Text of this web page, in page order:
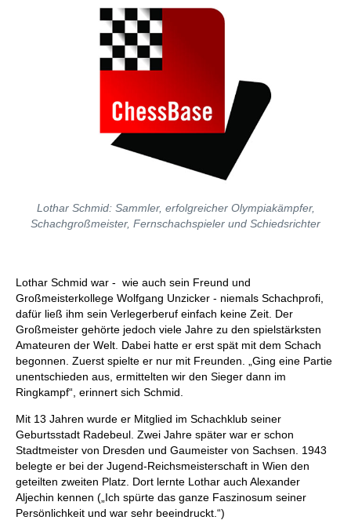
Lothar Schmid: Sammler, erfolgreicher Olympiakämpfer,
Schachgroßmeister, Fernschachspieler und Schiedsrichter
Lothar Schmid war - wie auch sein Freund und
Großmeisterkollege Wolfgang Unzicker - niemals Schachprofi,
dafür ließ ihm sein Verlegerberuf einfach keine Zeit. Der
Großmeister gehörte jedoch viele Jahre zu den spielstärksten
Amateuren der Welt. Dabei hatte er erst spät mit dem Schach
begonnen. Zuerst spielte er nur mit Freunden. „Ging eine Partie
unentschieden aus, ermittelten wir den Sieger dann im
Ringkampf“, erinnert sich Schmid.
Mit 13 Jahren wurde er Mitglied im Schachklub seiner
Geburtsstadt Radebeul. Zwei Jahre später war er schon
Stadtmeister von Dresden und Gaumeister von Sachsen. 1943
belegte er bei der Jugend-Reichsmeisterschaft in Wien den
geteilten zweiten Platz. Dort lernte Lothar auch Alexander
Aljechin kennen („Ich spürte das ganze Faszinosum seiner
Persönlichkeit und war sehr beeindruckt.“)